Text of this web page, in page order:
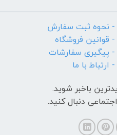
- نحوه ثبت سفارش
- قوانین فروشگاه
- پیگیری سفارشات
- ارتباط با ما
باخبر شوید.
دنبال کنید.